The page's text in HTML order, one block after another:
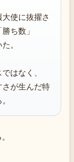
使に抜擢さ
ち数」
。
はなく、
が生んだ特